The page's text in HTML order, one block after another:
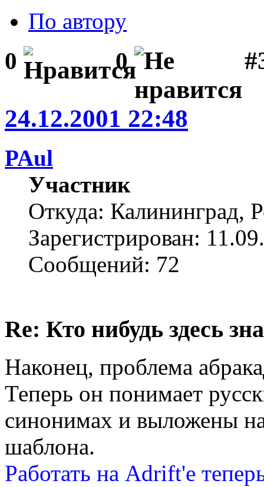
По автору
0 0
24.12.2001 22:48
PAul
Участник
Откуда: Калининград,
Зарегистрирован:
Сообщений: 72
Re: Кто нибудь здесь
Наконец, проблема
Теперь он понимает
синонимах и выложены
шаблона.
Работать на Adrift'е